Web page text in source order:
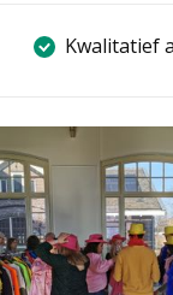
Kwalitatief